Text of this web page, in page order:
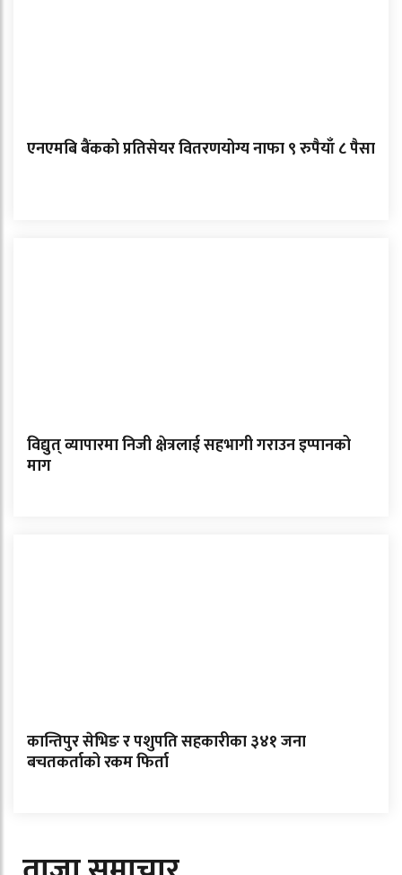
एनएमबि बैंकको प्रतिसेयर वितरणयोग्य नाफा ९ रुपैयाँ ८ पैसा
विद्युत् व्यापारमा निजी क्षेत्रलाई सहभागी गराउन इप्पानको
माग
कान्तिपुर सेभिङ र पशुपति सहकारीका ३४१ जना
बचतकर्ताको रकम फिर्ता